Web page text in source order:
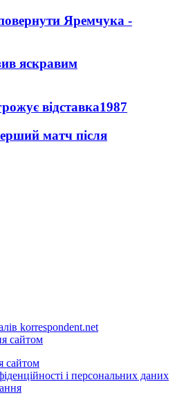
Яремчука -
яскравим
відставка1987
матч після
korrespondent.net
сайтом
сайтом
і персональних даних